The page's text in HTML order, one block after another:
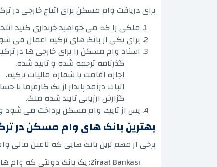
برای دریافت وام مسکن برای اتباع خارجی در
ملکی را که می خواهید خریداری کنید
برای یکی از بانک های ترکیه اعمال می
اسناد وام مسکن را برای خارجی ها در
گذرنامه ترجمه شده و تایید شده.
اجازه اقامت یا شماره مالیات ترکیه.
اثبات درآمد پایدار از یک کارفرما یا
گزارش ارزیابی تایید شده ملک.
پس از تایید، وام مسکن پرداخت می شود
بهترین بانک های وام مسکن در
برخی از مهم ترین بانک هایی که تامین مالی
Ziraat Bankası: یک بانک دولتی که وام هایی با نرخ بهره ثابت و مقرون به صرفه ارائه